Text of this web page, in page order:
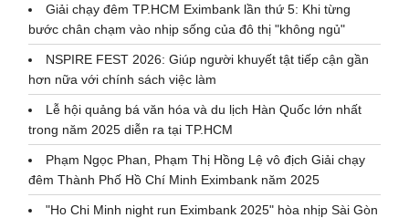
Giải chạy đêm TP.HCM Eximbank lần thứ 5: Khi từng
bước chân chạm vào nhịp sống của đô thị "không ngủ"
NSPIRE FEST 2026: Giúp người khuyết tật tiếp cận gần
hơn nữa với chính sách việc làm
Lễ hội quảng bá văn hóa và du lịch Hàn Quốc lớn nhất
trong năm 2025 diễn ra tại TP.HCM
Phạm Ngọc Phan, Phạm Thị Hồng Lệ vô địch Giải chạy
đêm Thành Phố Hồ Chí Minh Eximbank năm 2025
"Ho Chi Minh night run Eximbank 2025" hòa nhịp Sài Gòn